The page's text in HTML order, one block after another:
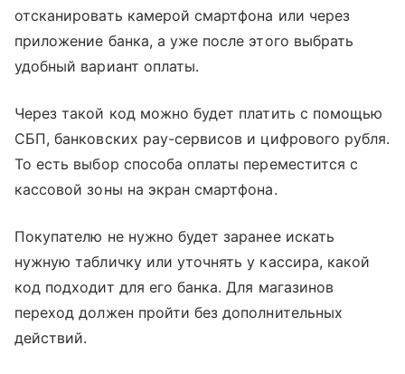
отсканировать камерой смартфона или через
приложение банка, а уже после этого выбрать
удобный вариант оплаты.
Через такой код можно будет платить с помощью
СБП, банковских pay-сервисов и цифрового рубля.
То есть выбор способа оплаты переместится с
кассовой зоны на экран смартфона.
Покупателю не нужно будет заранее искать
нужную табличку или уточнять у кассира, какой
код подходит для его банка. Для магазинов
переход должен пройти без дополнительных
действий.